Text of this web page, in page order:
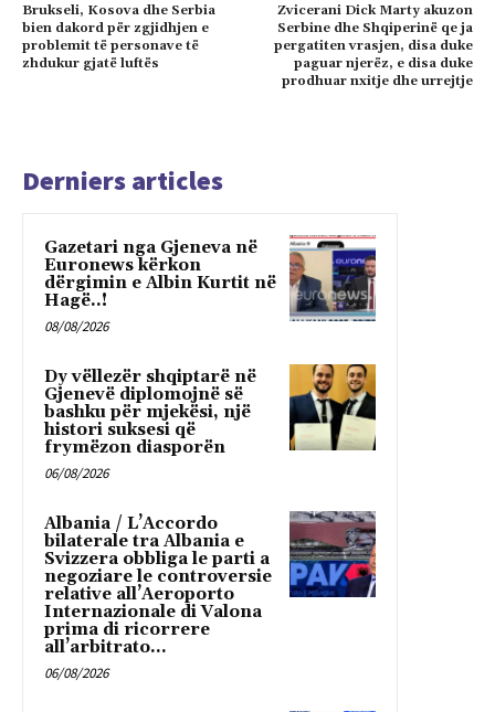
Brukseli, Kosova dhe Serbia
bien dakord për zgjidhjen e
problemit të personave të
zhdukur gjatë luftës
Zvicerani Dick Marty akuzon
Serbine dhe Shqiperinë qe ja
pergatiten vrasjen, disa duke
paguar njerëz, e disa duke
prodhuar nxitje dhe urrejtje
Derniers articles
Gazetari nga Gjeneva në
Euronews kërkon
dërgimin e Albin Kurtit në
Hagë..!
08/08/2026
Dy vëllezër shqiptarë në
Gjenevë diplomojnë së
bashku për mjekësi, një
histori suksesi që
frymëzon diasporën
06/08/2026
Albania / L’Accordo
bilaterale tra Albania e
Svizzera obbliga le parti a
negoziare le controversie
relative all’Aeroporto
Internazionale di Valona
prima di ricorrere
all’arbitrato...
06/08/2026